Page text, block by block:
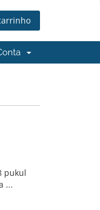
pukul
...